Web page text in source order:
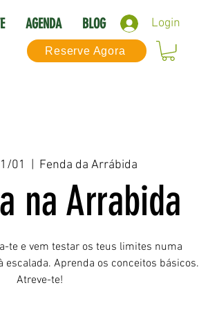
Login
AGENDA BLOG
Reserve Agora
01 Fenda da Arrábida
na Arrabida
te e vem testar os teus limites numa
escalada. Aprenda os conceitos básicos.
Atreve-te!